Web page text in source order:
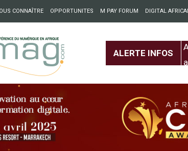
CONNAÎTRE OPPORTUNITES M PAY FORUM DIGITAL
ALERTE INFOS
pour créer des ponts entre l’Europe et